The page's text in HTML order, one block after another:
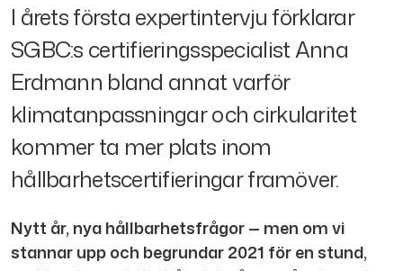
I årets första expertintervju förklarar
SGBC:s certifieringsspecialist Anna
Erdmann bland annat varför
klimatanpassningar och cirkularitet
kommer ta mer plats inom
hållbarhetscertifieringar framöver.
Nytt år, nya hållbarhetsfrågor — men om vi
stannar upp och begrundar 2021 för en stund,